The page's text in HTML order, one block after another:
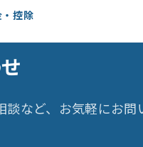
控除
など、お気軽にお問